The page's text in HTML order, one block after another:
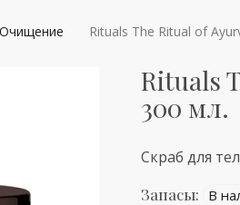
Очищение Rituals The Ritual of
Rituals
300 мл.
Скраб для
Запасы: В